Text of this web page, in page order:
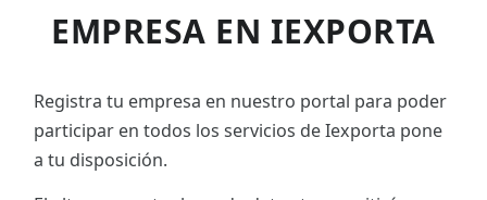
EMPRESA EN IEXPORTA
Registra tu empresa en nuestro portal para poder
participar en todos los servicios de Iexporta pone
a tu disposición.